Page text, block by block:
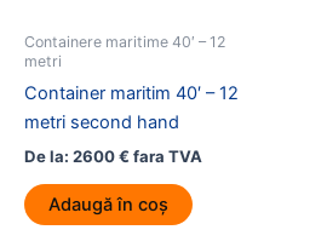
Containere maritime 40′ – 12
metri
Container maritim 40′ – 12
metri second hand
De la: 2600€ fara TVA
Adaugă în coș